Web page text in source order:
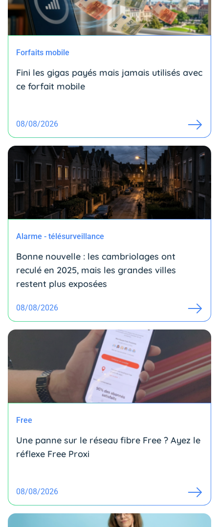
Forfaits mobile
Fini les gigas payés mais jamais utilisés avec
ce forfait mobile
08/08/2026
Alarme - télésurveillance
Bonne nouvelle : les cambriolages ont
reculé en 2025, mais les grandes villes
restent plus exposées
08/08/2026
Free
Une panne sur le réseau fibre Free ? Ayez le
réflexe Free Proxi
08/08/2026